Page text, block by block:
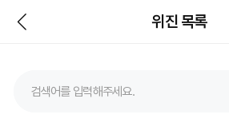
뒤
위진 목록